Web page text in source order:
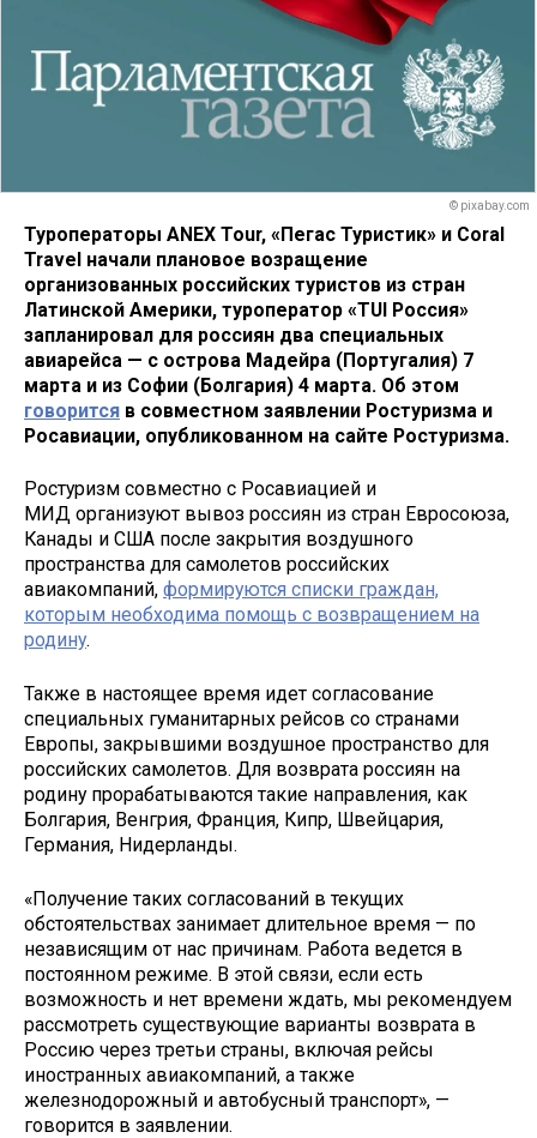
© pixabay.com
Туроператоры ANEX Tour, «Пегас Туристик» и Coral
Travel начали плановое возращение
организованных российских туристов из стран
Латинской Америки, туроператор «TUI Россия»
запланировал для россиян два специальных
авиарейса — с острова Мадейра (Португалия) 7
марта и из Софии (Болгария) 4 марта. Об этом
говорится в совместном заявлении Ростуризма и
Росавиации, опубликованном на сайте Ростуризма.
Ростуризм совместно с Росавиацией и
МИД организуют вывоз россиян из стран Евросоюза,
Канады и США после закрытия воздушного
пространства для самолетов российских
авиакомпаний, формируются списки граждан,
которым необходима помощь с возвращением на
родину.
Также в настоящее время идет согласование
специальных гуманитарных рейсов со странами
Европы, закрывшими воздушное пространство для
российских самолетов. Для возврата россиян на
родину прорабатываются такие направления, как
Болгария, Венгрия, Франция, Кипр, Швейцария,
Германия, Нидерланды.
«Получение таких согласований в текущих
обстоятельствах занимает длительное время — по
независящим от нас причинам. Работа ведется в
постоянном режиме. В этой связи, если есть
возможность и нет времени ждать, мы рекомендуем
рассмотреть существующие варианты возврата в
Россию через третьи страны, включая рейсы
иностранных авиакомпаний, а также
железнодорожный и автобусный транспорт», —
говорится в заявлении.